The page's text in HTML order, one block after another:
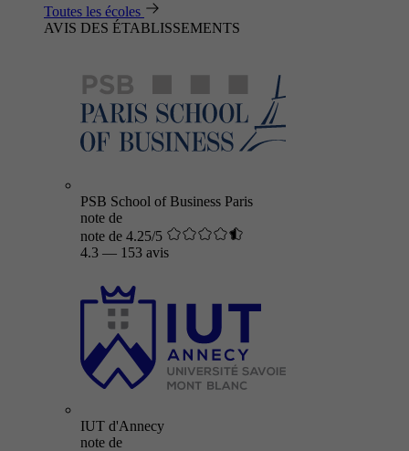
Toutes les écoles
AVIS DES ÉTABLISSEMENTS
PSB School of Business Paris
note de
note de 4.25/5
4.3 — 153 avis
IUT d'Annecy
note de